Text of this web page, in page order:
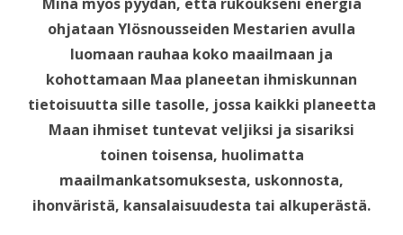
ohjataan Ylösnousseiden Mestarien avulla
luomaan rauhaa koko maailmaan ja
kohottamaan Maa planeetan ihmiskunnan
tietoisuutta sille tasolle, jossa kaikki planeetta
Maan ihmiset tuntevat veljiksi ja sisariksi
toinen toisensa, huolimatta
maailmankatsomuksesta, uskonnosta,
ihonväristä, kansalaisuudesta tai alkuperästä.